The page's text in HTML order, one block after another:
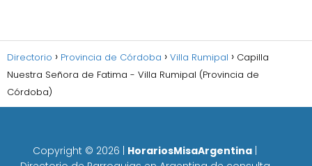
Directorio Provincia de Córdoba Villa Rumipal
Capilla
Nuestra Señora de Fatima - Villa Rumipal (Provincia de
Córdoba)
Copyright © 2026 HorariosMisaArgentina